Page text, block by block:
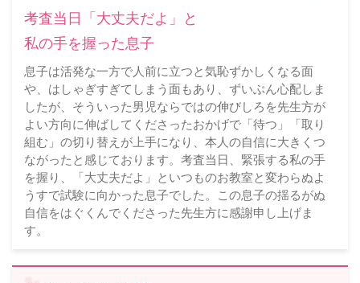
考査当日「大丈夫だよ」と
私の手を握った息子
息子は活発な一方で人前に立つと気恥ずかしくなる面
や、はしゃぎすぎてしまう面もあり、ずいぶん心配しま
したが、そういった男児ならではの伸びしろを先生方が
よい方向に伸ばしてくださったおかげで「待つ」「取り
組む」の切り替えが上手になり、本人の自信に大きくつ
ながったと感じております。考査当日、緊張する私の手
を握り、「大丈夫だよ」といつものお教室と変わらぬよ
うすで試験に向かった息子でした。この息子の揺るがぬ
自信をはぐくんでくださった先生方に感謝申し上げま
す。